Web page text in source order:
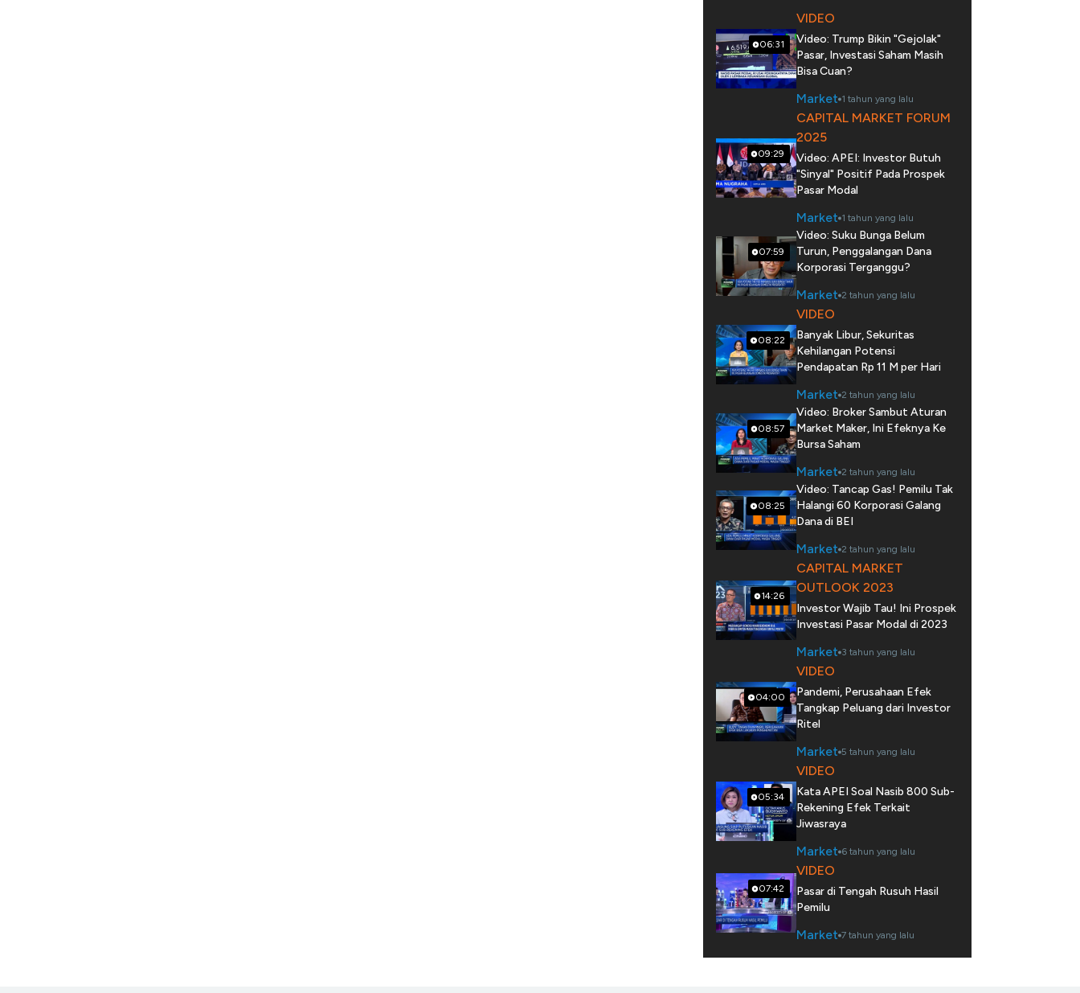
06:31
VIDEO
Video: Trump Bikin "Gejolak"
Pasar, Investasi Saham Masih
Bisa Cuan?
Market 1 tahun yang lalu
09:29
CAPITAL MARKET FORUM
2025
Video: APEI: Investor Butuh
"Sinyal" Positif Pada Prospek
Pasar Modal
Market 1 tahun yang lalu
07:59
Video: Suku Bunga Belum
Turun, Penggalangan Dana
Korporasi Terganggu?
Market 2 tahun yang lalu
08:22
VIDEO
Banyak Libur, Sekuritas
Kehilangan Potensi
Pendapatan Rp 11 M per Hari
Market 2 tahun yang lalu
08:57
Video: Broker Sambut Aturan
Market Maker, Ini Efeknya Ke
Bursa Saham
Market 2 tahun yang lalu
08:25
Video: Tancap Gas! Pemilu Tak
Halangi 60 Korporasi Galang
Dana di BEI
Market 2 tahun yang lalu
14:26
CAPITAL MARKET
OUTLOOK 2023
Investor Wajib Tau! Ini Prospek
Investasi Pasar Modal di 2023
Market 3 tahun yang lalu
04:00
VIDEO
Pandemi, Perusahaan Efek
Tangkap Peluang dari Investor
Ritel
Market 5 tahun yang lalu
05:34
VIDEO
Kata APEI Soal Nasib 800 Sub-
Rekening Efek Terkait
Jiwasraya
Market 6 tahun yang lalu
07:42
VIDEO
Pasar di Tengah Rusuh Hasil
Pemilu
Market 7 tahun yang lalu